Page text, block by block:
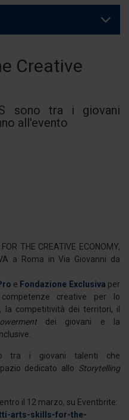
Creative
sono tra i giovani
all'evento
THE CREATIVE ECONOMY,
a Roma in Via Giovanni da
e Fondazione Exclusiva per
creative per lo
la competitività dei territori, il
dei giovani e la
tra i giovani talenti che
dedicato allo Storytelling
il 12 marzo, su Eventbrite:
arts-skills-for-the-